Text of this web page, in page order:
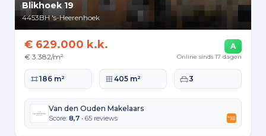
Blikhoek 19
4453BH 's-Heerenhoek
€ 629.000 k.k.
€ 3.382/m²
A
Online sinds 17 dagen
Woonoppervlakte
186 m² Perceeloppervlakte
405 m² Slaapkamers
3
Van den Ouden Makelaars
Score: 8,7 • 65 reviews